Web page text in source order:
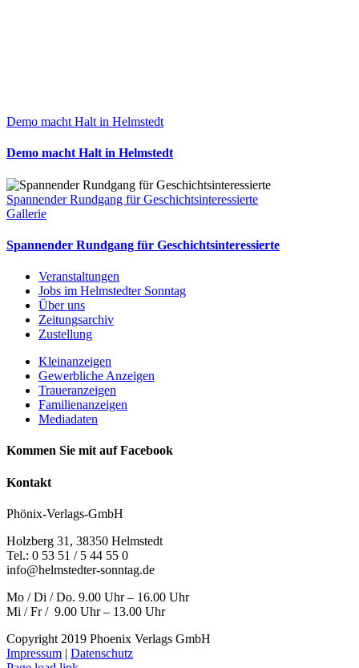
Demo macht Halt in Helmstedt
Demo macht Halt in Helmstedt
Spannender Rundgang für Geschichtsinteressierte
Gallerie
Spannender Rundgang für Geschichtsinteressierte
Veranstaltungen
Jobs im Helmstedter Sonntag
Über uns
Zeitungsarchiv
Zustellung
Kleinanzeigen
Gewerbliche Anzeigen
Traueranzeigen
Familienanzeigen
Mediadaten
Kommen Sie mit auf Facebook
Kontakt
Phönix-Verlags-GmbH
Holzberg 31, 38350 Helmstedt
Tel.: 0 53 51 / 5 44 55 0
info@helmstedter-sonntag.de
Mo / Di / Do. 9.00 Uhr – 16.00 Uhr
Mi / Fr / 9.00 Uhr – 13.00 Uhr
Copyright 2019 Phoenix Verlags GmbH
Impressum | Datenschutz